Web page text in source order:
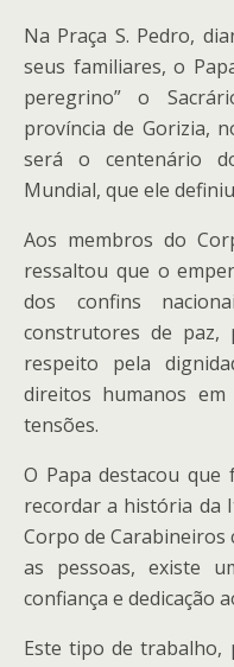
Na Praça S. Pedro,
seus familiares, o
peregrino” o
província de Gorizia,
será o centenário
Mundial, que ele
Aos membros do
ressaltou que o
dos confins
construtores de paz,
respeito pela
direitos humanos
tensões.
O Papa destacou
recordar a história da
Corpo de Carabineiros
as pessoas, existe
confiança e dedicação
Este tipo de trabalho,